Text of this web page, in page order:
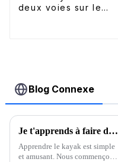
deux voies sur le
Blog Connexe
Je t'apprends à faire du kayak
Apprendre le kayak est simple
et amusant. Nous commençons